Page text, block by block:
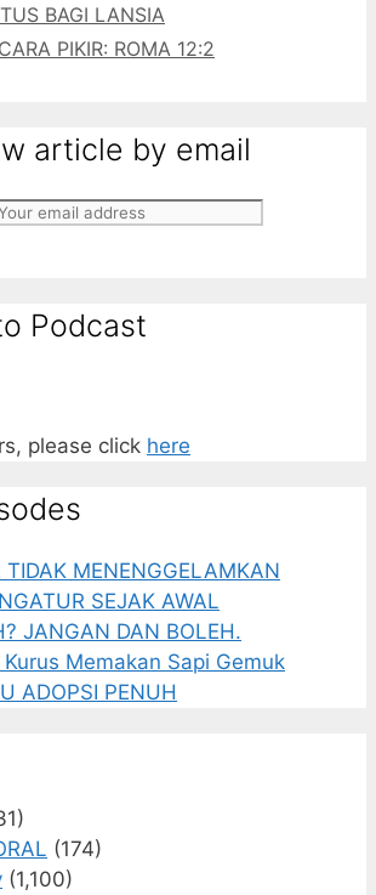
BAGI LANSIA
PIKIR: ROMA 12:2
article by email
Podcast
please click here
TIDAK MENENGGELAMKAN
SEJAK AWAL
JANGAN DAN BOLEH.
Memakan Sapi Gemuk
ADOPSI PENUH
(174)
(1,100)